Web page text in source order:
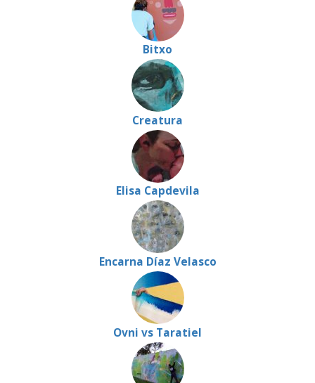
Bitxo
Creatura
Elisa Capdevila
Encarna Díaz Velasco
Ovni vs Taratiel